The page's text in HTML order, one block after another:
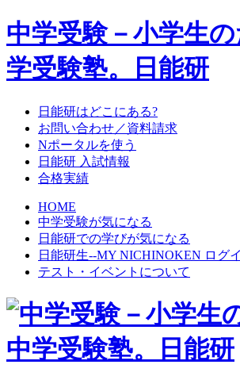
中学受験－小学生
学受験塾。日能研
日能研はどこにある?
お問い合わせ／資料請求
Nポータルを使う
日能研 入試情報
合格実績
HOME
中学受験が気になる
日能研での学びが気になる
日能研生--MY NICHINOKEN ログ
テスト・イベントについて